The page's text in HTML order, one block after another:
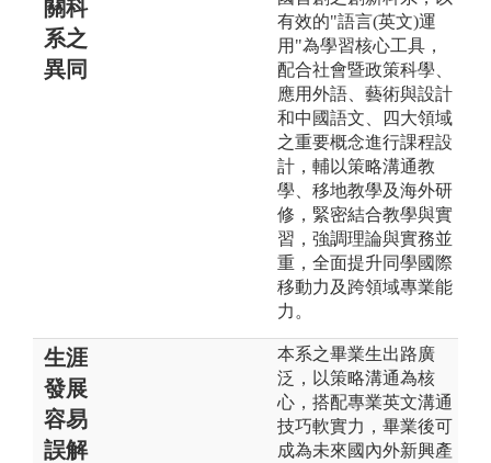
關科
系之
異同
有效的"語言(英文)運
用"為學習核心工具，
配合社會暨政策科學、
應用外語、藝術與設計
和中國語文、四大領域
之重要概念進行課程設
計，輔以策略溝通教
學、移地教學及海外研
修，緊密結合教學與實
習，強調理論與實務並
重，全面提升同學國際
移動力及跨領域專業能
力。
生涯
發展
容易
誤解
本系之畢業生出路廣
泛，以策略溝通為核
心，搭配專業英文溝通
技巧軟實力，畢業後可
成為未來國內外新興產